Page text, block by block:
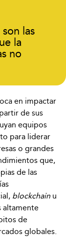
las
la
no
en impactar
de sus
equipos
para liderar
o grandes
que,
de las
blockchain u
altamente
de
globales.